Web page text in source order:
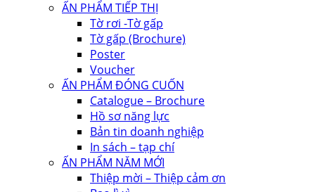
ẤN PHẨM TIẾP THỊ
Tờ rơi -Tờ gấp
Tờ gấp (Brochure)
Poster
Voucher
ẤN PHẨM ĐÓNG CUỐN
Catalogue – Brochure
Hồ sơ năng lực
Bản tin doanh nghiệp
In sách – tạp chí
ẤN PHẨM NĂM MỚI
Thiệp mời – Thiệp cảm ơn